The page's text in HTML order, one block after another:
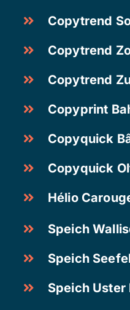
Copytrend
Copytrend
Copytrend
Copyprint
Copyquick
Copyquick
Hélio
Speich
Speich
Speich Uster